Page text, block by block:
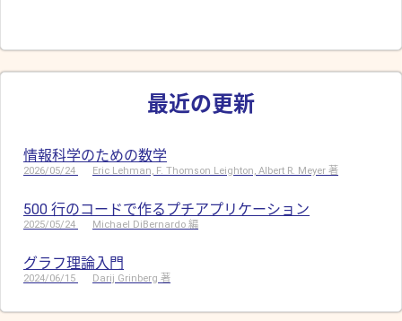
最近の更新
情報科学のための数学
2026/05/24 Eric Lehman, F. Thomson Leighton, Albert R. Meyer 著
500 行のコードで作るプチアプリケーション
2025/05/24 Michael DiBernardo 編
グラフ理論入門
2024/06/15 Darij Grinberg 著